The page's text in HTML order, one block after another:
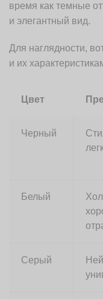
время как темные
и элегантный вид.
Для наглядности,
и их
Цвет
Черный
Белый
Серый